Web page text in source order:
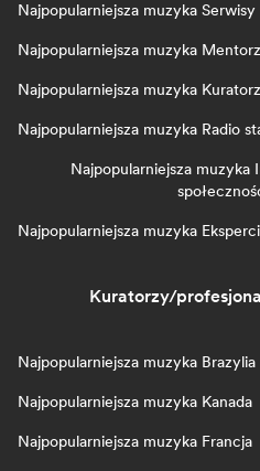
Najpopularniejsza muzyka
Najpopularniejsza muzyka
Najpopularniejsza muzyka
Najpopularniejsza muzyka Radio
Najpopularniejsza
Najpopularniejsza muzyka
Kuratorzy/
Najpopularniejsza muzyka Brazylia
Najpopularniejsza muzyka Kanada
Najpopularniejsza muzyka Francja